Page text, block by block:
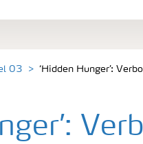
03 ‘Hidden Hunger’: